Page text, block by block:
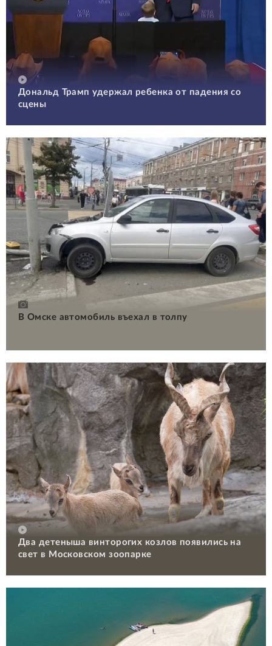
Дональд Трамп удержал ребенка от падения со
сцены
В Омске автомобиль въехал в толпу
Два детеныша винторогих козлов появились на
свет в Московском зоопарке